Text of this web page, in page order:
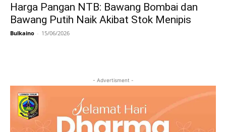
Harga Pangan NTB: Bawang Bombai dan
Bawang Putih Naik Akibat Stok Menipis
Bulkaino - 15/06/2026
- Advertisment -